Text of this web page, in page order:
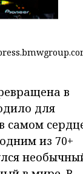
в
для
самом
из 70+